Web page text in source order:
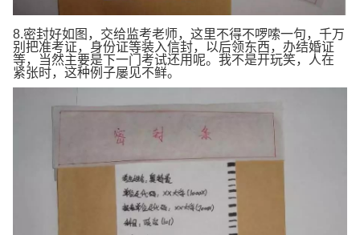
8.密封好如图，交给监考老师，这里不得不啰嗦一句，千万
别把准考证，身份证等装入信封，以后领东西，办结婚证
等，当然主要是下一门考试还用呢。我不是开玩笑，人在
紧张时，这种例子屡见不鲜。